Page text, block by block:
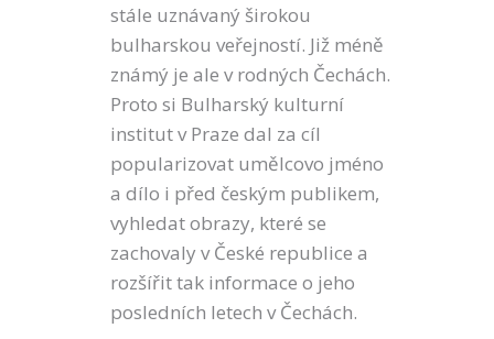
stále uznávaný širokou
bulharskou veřejností. Již méně
známý je ale v rodných Čechách.
Proto si Bulharský kulturní
institut v Praze dal za cíl
popularizovat umělcovo jméno
a dílo i před českým publikem,
vyhledat obrazy, které se
zachovaly v České republice a
rozšířit tak informace o jeho
posledních letech v Čechách.